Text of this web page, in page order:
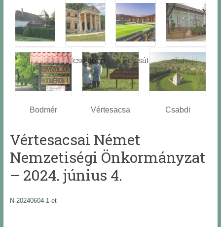
Óbarok
Alcsútdobo
z
Felcsút Tabajd
Bodmér Vértesacsa Csabdi
Vértesacsai Német
Nemzetiségi Önkormányzat
– 2024. június 4.
N-20240604-1-et